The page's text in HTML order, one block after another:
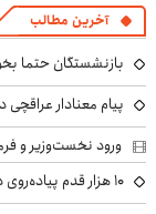
آخرین مطالب
بازنشستگان حتما
پیام معنادار عراقچی
ورود نخست‌وزیر و
۱۰ هزار قدم پیاده‌روی در روز فقط یک تخیل بود؟